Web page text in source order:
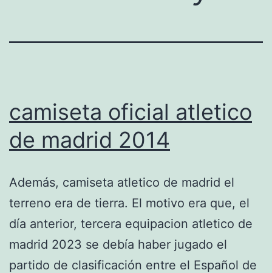
camiseta oficial atletico
de madrid 2014
Además, camiseta atletico de madrid el
terreno era de tierra. El motivo era que, el
día anterior, tercera equipacion atletico de
madrid 2023 se debía haber jugado el
partido de clasificación entre el Español de